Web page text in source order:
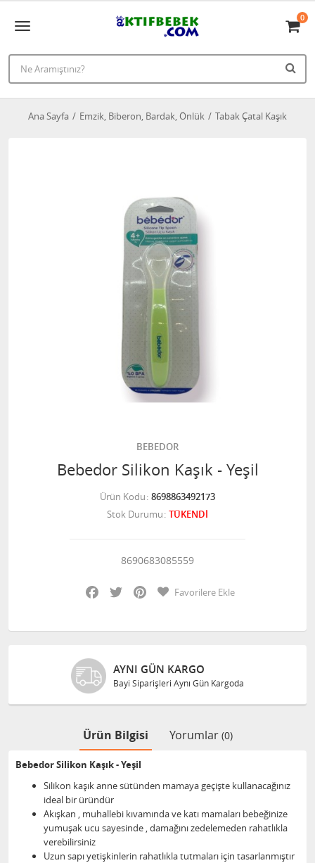
0
Ana Sayfa Emzik, Biberon, Bardak, Önlük Tabak Çatal Kaşık
BEBEDOR
Bebedor Silikon Kaşık - Yeşil
Ürün Kodu 8698863492173
Stok Durumu TÜKENDİ
8690683085559
Facebook
Twitter PinterestFavorilere Ekle
AYNI GÜN KARGO
Bayi Siparişleri Aynı Gün Kargoda
Ürün Bilgisi Yorumlar (0)
Bebedor Silikon Kaşık - Yeşil
Silikon kaşık anne sütünden mamaya geçişte kullanacağınız
ideal bir üründür
Akışkan , muhallebi kıvamında ve katı mamaları bebeğinize
yumuşak ucu sayesinde , damağını zedelemeden rahatlıkla
verebilirsiniz
Uzun sapı yetişkinlerin rahatlıkla tutmaları için tasarlanmıştır